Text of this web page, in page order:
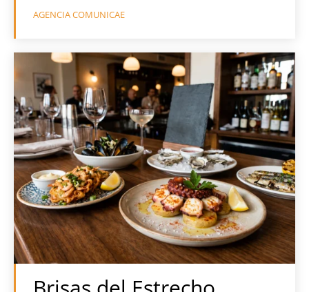
AGENCIA COMUNICAE